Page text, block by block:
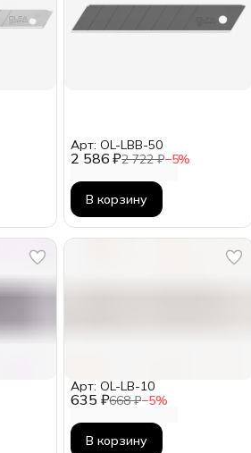
2 586 ₽2 722 ₽−5%
Арт: OL-LBB-50
В корзину
635 ₽668 ₽−5%
Арт: OL-LB-10
В корзину